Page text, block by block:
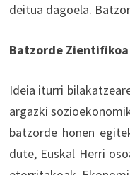
deitua dagoela.
Batzorde
Ideia iturri
argazki
batzorde honen
dute, Euskal Herri